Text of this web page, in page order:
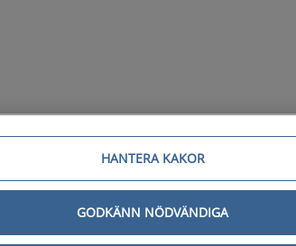
Digital tillgänglighet
HANTERA KAKOR
GODKÄNN NÖDVÄNDIGA